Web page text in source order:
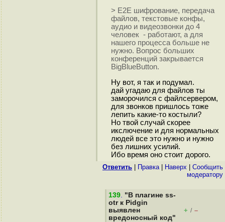
> Е2Е шифрование, передача
файлов, текстовые конфы,
аудио и видеозвонки до 4
человек - работают, а для
нашего процесса больше не
нужно. Вопрос больших
конференций закрывается
BigBlueButton.
Ну вот, я так и подумал.
дай угадаю для файлов ты
заморочился с файлсервером,
для звонков пришлось тоже
лепить какие-то костыли?
Но твой случай скорее
икслючение и для нормальных
людей все это нужно и нужно
без лишних усилий.
Ибо время оно стоит дорого.
Ответить Правка| Наверх
Cообщить
модератору
139. "В плагине ss-
otr к Pidgin
выявлен
вредоносный код"
+ / –